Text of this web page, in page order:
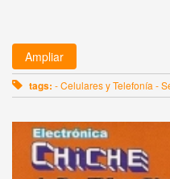
Ampliar
tags: - Celulares y Telefonía -